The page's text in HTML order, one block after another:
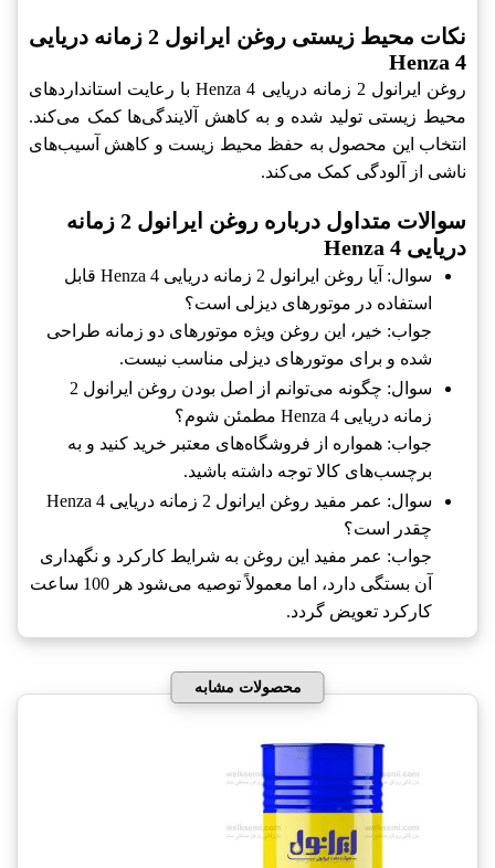
نکات محیط زیستی روغن ایرانول 2 زمانه دریایی
Henza 4
روغن ایرانول 2 زمانه دریایی Henza 4 با رعایت استانداردهای
محیط زیستی تولید شده و به کاهش آلایندگی‌ها کمک می‌کند.
انتخاب این محصول به حفظ محیط زیست و کاهش آسیب‌های
ناشی از آلودگی کمک می‌کند.
سوالات متداول درباره روغن ایرانول 2 زمانه
دریایی Henza 4
سوال: آیا روغن ایرانول 2 زمانه دریایی Henza 4 قابل
استفاده در موتورهای دیزلی است؟
جواب: خیر، این روغن ویژه موتورهای دو زمانه طراحی
شده و برای موتورهای دیزلی مناسب نیست.
سوال: چگونه می‌توانم از اصل بودن روغن ایرانول 2
زمانه دریایی Henza 4 مطمئن شوم؟
جواب: همواره از فروشگاه‌های معتبر خرید کنید و به
برچسب‌های کالا توجه داشته باشید.
سوال: عمر مفید روغن ایرانول 2 زمانه دریایی Henza 4
چقدر است؟
جواب: عمر مفید این روغن به شرایط کارکرد و نگهداری
آن بستگی دارد، اما معمولاً توصیه می‌شود هر 100 ساعت
کارکرد تعویض گردد.
محصولات مشابه